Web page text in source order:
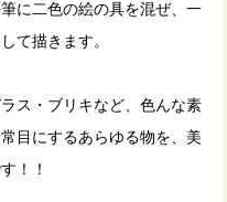
に二色の絵の具を混ぜ、一
て描きます。
ス・ブリキなど、色んな素
目にするあらゆる物を、美
！！